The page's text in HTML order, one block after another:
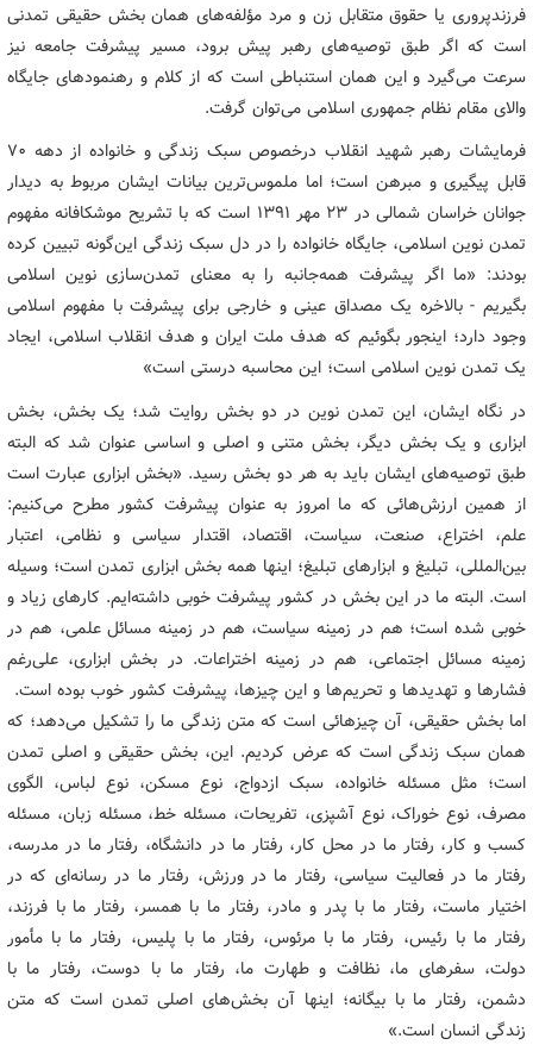
فرزندپروری یا حقوق متقابل زن و مرد مؤلفه‌های همان بخش حقیقی تمدنی
است که اگر طبق توصیه‌های رهبر پیش برود، مسیر پیشرفت جامعه نیز
سرعت می‌گیرد و این همان استنباطی است که از کلام و رهنمودهای جایگاه
والای مقام نظام جمهوری اسلامی می‌توان گرفت.
فرمایشات رهبر شهید انقلاب درخصوص سبک زندگی و خانواده از دهه ۷۰
قابل پیگیری و مبرهن است؛ اما ملموس‌ترین بیانات ایشان مربوط به دیدار
جوانان خراسان شمالی در ۲۳ مهر ۱۳۹۱ است که با تشریح موشکافانه مفهوم
تمدن نوین اسلامی، جایگاه خانواده را در دل سبک زندگی این‌گونه تبیین کرده
بودند: «ما اگر پیشرفت همه‌جانبه را به معنای تمدن‌سازی نوین اسلامی
بگیریم - بالاخره یک مصداق عینی و خارجی برای پیشرفت با مفهوم اسلامی
وجود دارد؛ اینجور بگوئیم که هدف ملت ایران و هدف انقلاب اسلامی، ایجاد
یک تمدن نوین اسلامی است؛ این محاسبه‌ درستی است»
در نگاه ایشان،‌ این تمدن نوین در دو بخش روایت شد؛ یک بخش، بخش
ابزاری و یک بخش دیگر، بخش متنی و اصلی و اساسی عنوان شد که البته
طبق توصیه‌های ایشان باید به هر دو بخش رسید. «بخش ابزاری عبارت است
از همین ارزش‌هائی که ما امروز به عنوان پیشرفت کشور مطرح می‌کنیم:
علم، اختراع، صنعت، سیاست، اقتصاد، اقتدار سیاسی و نظامی، اعتبار
بین‌المللی، تبلیغ و ابزارهای تبلیغ؛ اینها همه بخش ابزاری تمدن است؛ وسیله
است. البته ما در این بخش در کشور پیشرفت خوبی داشته‌ایم. کارهای زیاد و
خوبی شده است؛ هم در زمینه‌ سیاست، هم در زمینه‌ مسائل علمی، هم در
زمینه‌ مسائل اجتماعی، هم در زمینه‌ اختراعات. در بخش ابزاری، علی‌رغم
فشارها و تهدیدها و تحریم‌ها و این چیزها، پیشرفت کشور خوب بوده است.
اما بخش حقیقی، آن چیزهائی است که متن زندگی ما را تشکیل می‌دهد؛ که
همان سبک زندگی است که عرض کردیم. این، بخش حقیقی و اصلی تمدن
است؛ مثل مسئله‌ خانواده، سبک ازدواج، نوع مسکن، نوع لباس، الگوی
مصرف، نوع خوراک، نوع آشپزی، تفریحات، مسئله‌ خط، مسئله‌ زبان، مسئله‌
کسب و کار، رفتار ما در محل کار، رفتار ما در دانشگاه، رفتار ما در مدرسه،
رفتار ما در فعالیت سیاسی، رفتار ما در ورزش، رفتار ما در رسانه‌ای که در
اختیار ماست، رفتار ما با پدر و مادر، رفتار ما با همسر، رفتار ما با فرزند،
رفتار ما با رئیس، رفتار ما با مرئوس، رفتار ما با پلیس، رفتار ما با مأمور
دولت، سفرهای ما، نظافت و طهارت ما، رفتار ما با دوست، رفتار ما با
دشمن، رفتار ما با بیگانه؛ اینها آن بخش‌های اصلی تمدن است که متن
زندگی انسان است.»